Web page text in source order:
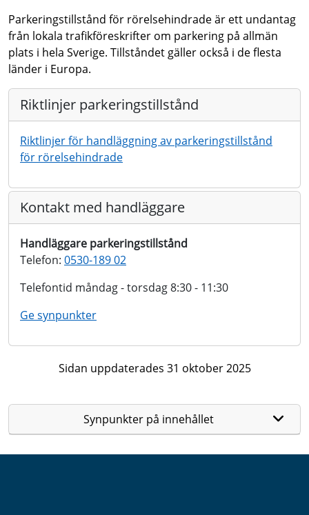
Parkeringstillstånd för rörelsehindrade är ett undantag
från lokala trafikföreskrifter om parkering på allmän
plats i hela Sverige. Tillståndet gäller också i de flesta
länder i Europa.
Riktlinjer parkeringstillstånd
Riktlinjer för handläggning av parkeringstillstånd
för rörelsehindrade
Kontakt med handläggare
Handläggare parkeringstillstånd
Telefon: 0530-189 02
Telefontid måndag - torsdag 8:30 - 11:30
Ge synpunkter
Sidan uppdaterades 31 oktober 2025
Synpunkter på innehållet